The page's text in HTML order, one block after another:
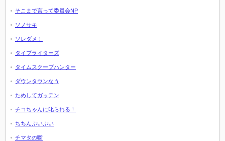
そこまで言って委員会NP
ソノサキ
ソレダメ！
タイプライターズ
タイムスクープハンター
ダウンタウンなう
ためしてガッテン
チコちゃんに叱られる！
ちちんぷいぷい
チマタの噺